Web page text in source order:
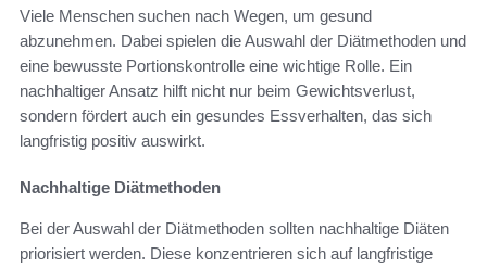
Viele Menschen suchen nach Wegen, um gesund
abzunehmen. Dabei spielen die Auswahl der Diätmethoden und
eine bewusste Portionskontrolle eine wichtige Rolle. Ein
nachhaltiger Ansatz hilft nicht nur beim Gewichtsverlust,
sondern fördert auch ein gesundes Essverhalten, das sich
langfristig positiv auswirkt.
Nachhaltige Diätmethoden
Bei der Auswahl der Diätmethoden sollten nachhaltige Diäten
priorisiert werden. Diese konzentrieren sich auf langfristige